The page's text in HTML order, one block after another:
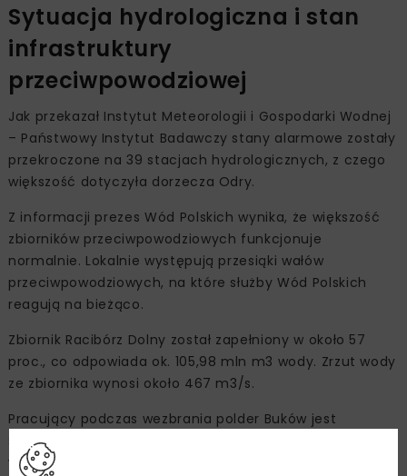
Sytuacja hydrologiczna i stan
infrastruktury
przeciwpowodziowej
Jak przekazał Instytut Meteorologii i Gospodarki Wodnej
– Państwowy Instytut Badawczy stany alarmowe zostały
przekroczone na 39 stacjach hydrologicznych, z czego
większość dotyczyła dorzecza Odry.
Z informacji prezes Wód Polskich wynika, że większość
zbiorników przeciwpowodziowych funkcjonuje
normalnie. Lokalnie występują przesiąki wałów
przeciwpowodziowych, na które służby Wód Polskich
reagują na bieżąco.
Zbiornik Racibórz Dolny został zapełniony w około 57
proc., co odpowiada ok. 105,98 mln m3 wody. Zrzut wody
ze zbiornika wynosi około 467 m3/s.
Pracujący podczas wezbrania polder Buków jest
stopniowo opróżniany. Obecnie polder jest zapełniony
w ok. 35 proc., co odpowiada około 20,2 mln m³ wody.